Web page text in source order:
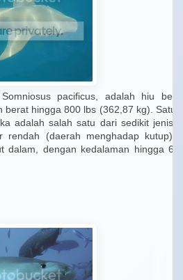
pacificus, adalah hiu
berat hingga 800 lbs (362,87 kg). Satu
adalah salah satu dari sedikit jenis
rendah (daerah menghadap
dalam, dengan kedalaman hingga